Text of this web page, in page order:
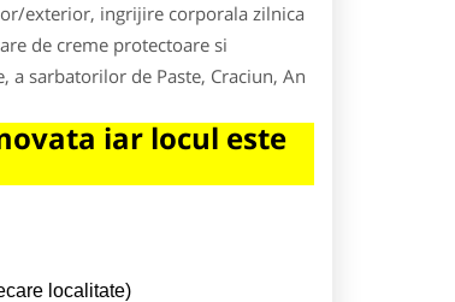
exterior, ingrijire corporala zilnica
de creme protectoare si
sarbatorilor de Paste, Craciun, An
iar locul este
localitate)